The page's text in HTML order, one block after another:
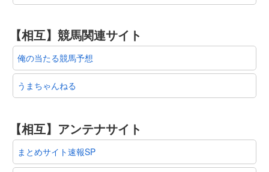
【相互】競馬関連サイト
俺の当たる競馬予想
うまちゃんねる
【相互】アンテナサイト
まとめサイト速報SP